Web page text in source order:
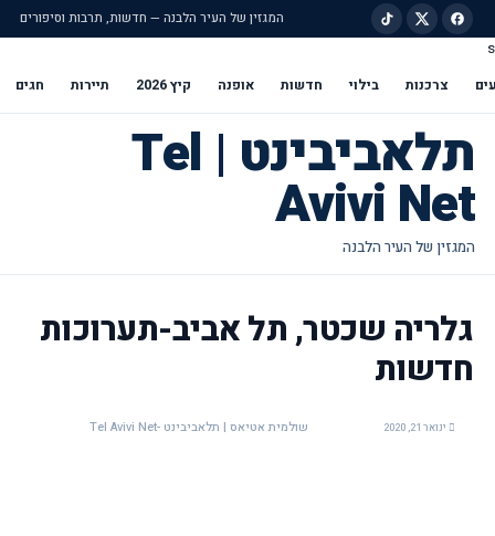
המגזין של העיר הלבנה — חדשות, תרבות וסיפורים
s
צרכנות בילוי חדשות אופנה קיץ 2026 תיירות חגים
תלאביבינט | Tel
Avivi Net
גלריה שכטר, תל אביב-תערוכות
חדשות
ינואר 21, 2020 שולמית אטיאס | תלאביבינט -Tel Avivi Net